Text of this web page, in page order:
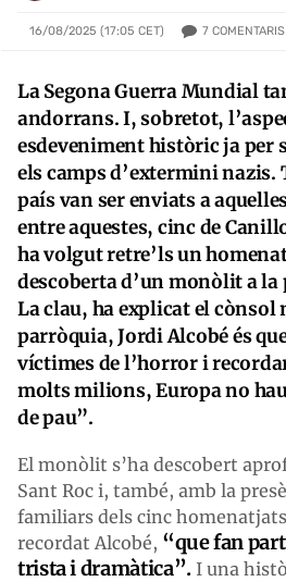
16/08/2025 (17:05 CET) 7 COMENTARIS
La Segona Guerra Mundial
andorrans. I, sobretot,
esdeveniment històric ja per
els camps d’extermini nazis.
país van ser enviats a
entre aquestes, cinc de
ha volgut retre’ls un
descoberta d’un monòlit a la
La clau, ha explicat el cònsol
parròquia, Jordi Alcobé és
víctimes de l’horror i
molts milions, Europa no
de pau”.
El monòlit s’ha descobert
Sant Roc i, també, amb la
familiars dels cinc
recordat Alcobé, “que fan
trista i dramàtica”.I una